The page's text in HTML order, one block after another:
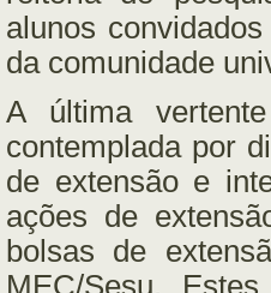
alunos
da comunidade
A última
contemplada por
de extensão e
ações de
bolsas de
MEC/Sesu.